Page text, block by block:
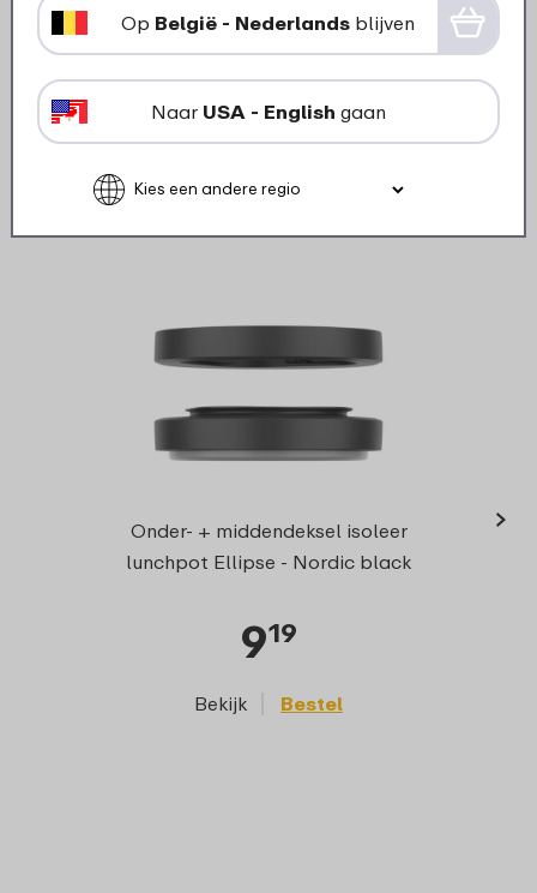
Bekijk Bestel
Onderdelen voor dit product
Onder- + middendeksel isoleer
lunchpot Ellipse - Nordic black
919
Bekijk Bestel
›
Op België - Nederlands blijven
Naar USA - English gaan